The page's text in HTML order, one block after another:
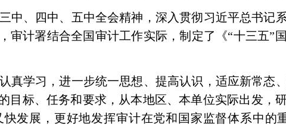
中、四中、五中全会精神，深入贯彻习近平总书记
审计署结合全国审计工作实际，制定了《“十三五”
真学习，进一步统一思想、提高认识，适应新常态
目标、任务和要求，从本地区、本单位实际出发，
发展，更好地发挥审计在党和国家监督体系中的